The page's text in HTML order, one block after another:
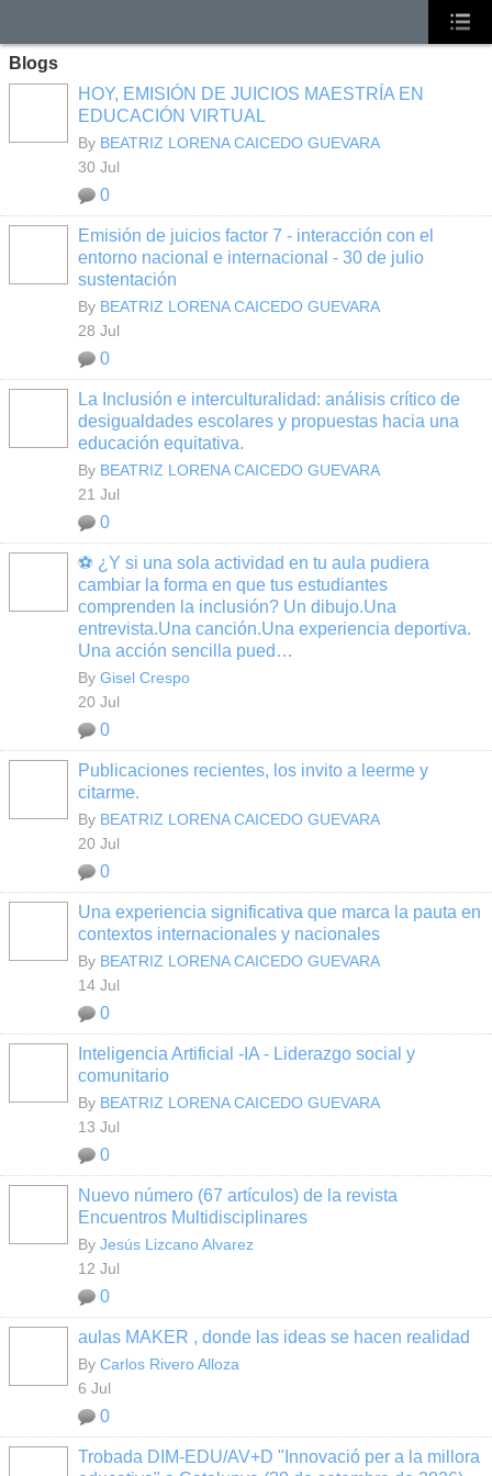
Blogs
HOY, EMISIÓN DE JUICIOS MAESTRÍA EN
EDUCACIÓN VIRTUAL
By BEATRIZ LORENA CAICEDO GUEVARA
30 Jul
0
Emisión de juicios factor 7 - interacción con el
entorno nacional e internacional - 30 de julio
sustentación
By BEATRIZ LORENA CAICEDO GUEVARA
28 Jul
0
La Inclusión e interculturalidad: análisis crítico de
desigualdades escolares y propuestas hacia una
educación equitativa.
By BEATRIZ LORENA CAICEDO GUEVARA
21 Jul
0
⚽ ¿Y si una sola actividad en tu aula pudiera
cambiar la forma en que tus estudiantes
comprenden la inclusión? Un dibujo.Una
entrevista.Una canción.Una experiencia deportiva.
Una acción sencilla pued…
By Gisel Crespo
20 Jul
0
Publicaciones recientes, los invito a leerme y
citarme.
By BEATRIZ LORENA CAICEDO GUEVARA
20 Jul
0
Una experiencia significativa que marca la pauta en
contextos internacionales y nacionales
By BEATRIZ LORENA CAICEDO GUEVARA
14 Jul
0
Inteligencia Artificial -IA - Liderazgo social y
comunitario
By BEATRIZ LORENA CAICEDO GUEVARA
13 Jul
0
Nuevo número (67 artículos) de la revista
Encuentros Multidisciplinares
By Jesús Lizcano Alvarez
12 Jul
0
aulas MAKER , donde las ideas se hacen realidad
By Carlos Rivero Alloza
6 Jul
0
Trobada DIM-EDU/AV+D "Innovació per a la millora